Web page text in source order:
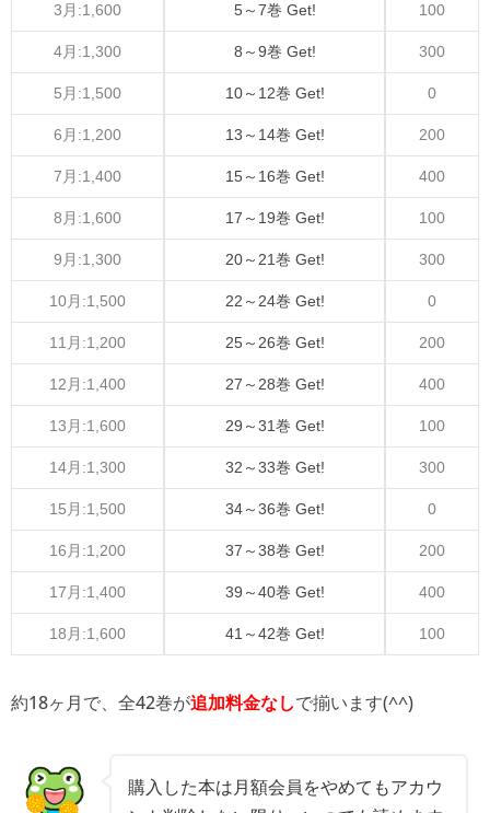
3月:1,600 5～7巻 Get! 100
4月:1,300 8～9巻 Get! 300
5月:1,500 10～12巻 Get! 0
6月:1,200 13～14巻 Get! 200
7月:1,400 15～16巻 Get! 400
8月:1,600 17～19巻 Get! 100
9月:1,300 20～21巻 Get! 300
10月:1,500 22～24巻 Get! 0
11月:1,200 25～26巻 Get! 200
12月:1,400 27～28巻 Get! 400
13月:1,600 29～31巻 Get! 100
14月:1,300 32～33巻 Get! 300
15月:1,500 34～36巻 Get! 0
16月:1,200 37～38巻 Get! 200
17月:1,400 39～40巻 Get! 400
18月:1,600 41～42巻 Get! 100
約18ヶ月で、全42巻が追加料金なしで揃います(^^)
購入した本は月額会員をやめてもアカウ